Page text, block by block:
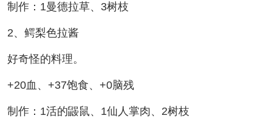
制作：1曼德拉草、3树枝
2、鳄梨色拉酱
好奇怪的料理。
+20血、+37饱食、+0脑残
制作：1活的鼹鼠、1仙人掌肉、2树枝